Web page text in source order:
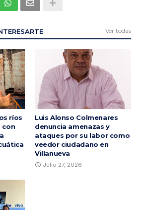
Ver todas
ríos
con
Luis Alonso Colmenares
denuncia amenazas y
ataques por su labor como
veedor ciudadano en
Villanueva
Julio 27, 2026